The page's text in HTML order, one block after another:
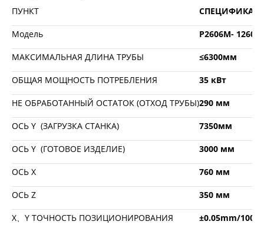
ПУНКТ
Модель Р2606М-
МАКСИМАЛЬНАЯ ДЛИНА ТРУБЫ ≤6300мм
ОБЩАЯ МОЩНОСТЬ ПОТРЕБЛЕНИЯ 35 кВт
НЕ ОБРАБОТАННЫЙ ОСТАТОК (ОТХОД ТРУБЫ)290 мм
ОСЬ Y (ЗАГРУЗКА СТАНКА) 7350мм
ОСЬ Y (ГОТОВОЕ ИЗДЕЛИЕ) 3000 мм
ОСЬ X 760 мм
ОСЬ Z 350 мм
X、Y ТОЧНОСТЬ ПОЗИЦИОНИРОВАНИЯ ±0.05mm/